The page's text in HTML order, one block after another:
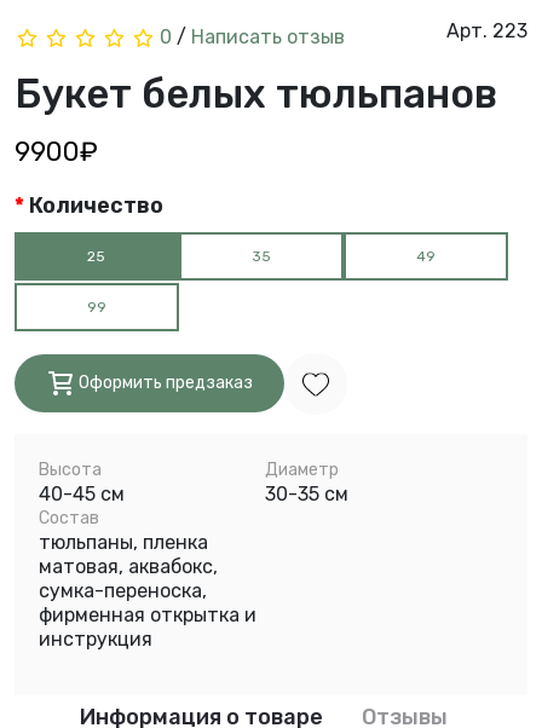
0 / Написать отзыв Арт. 223
Букет белых тюльпанов
9900₽
Количество
25 35 49
99
Оформить предзаказ
Высота
40-45 см
Диаметр
30-35 см
Состав
тюльпаны, пленка
матовая, аквабокс,
сумка-переноска,
фирменная открытка и
инструкция
Информация о товаре Отзывы